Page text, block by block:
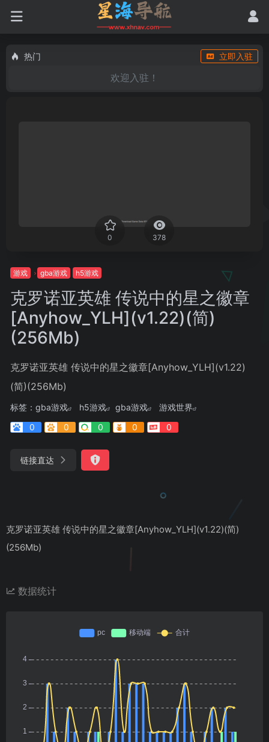
热门 立即入驻
欢迎入驻！
0 378
游戏 gba游戏 h5游戏
克罗诺亚英雄 传说中的星之徽章
[Anyhow_YLH](v1.22)(简)
(256Mb)
克罗诺亚英雄 传说中的星之徽章[Anyhow_YLH](v1.22)
(简)(256Mb)
标签： gba游戏 h5游戏 gba游戏
游戏世界
0
0 0 0 0
链接直达
克罗诺亚英雄 传说中的星之徽章[Anyhow_YLH](v1.22)(简)
(256Mb)
数据统计